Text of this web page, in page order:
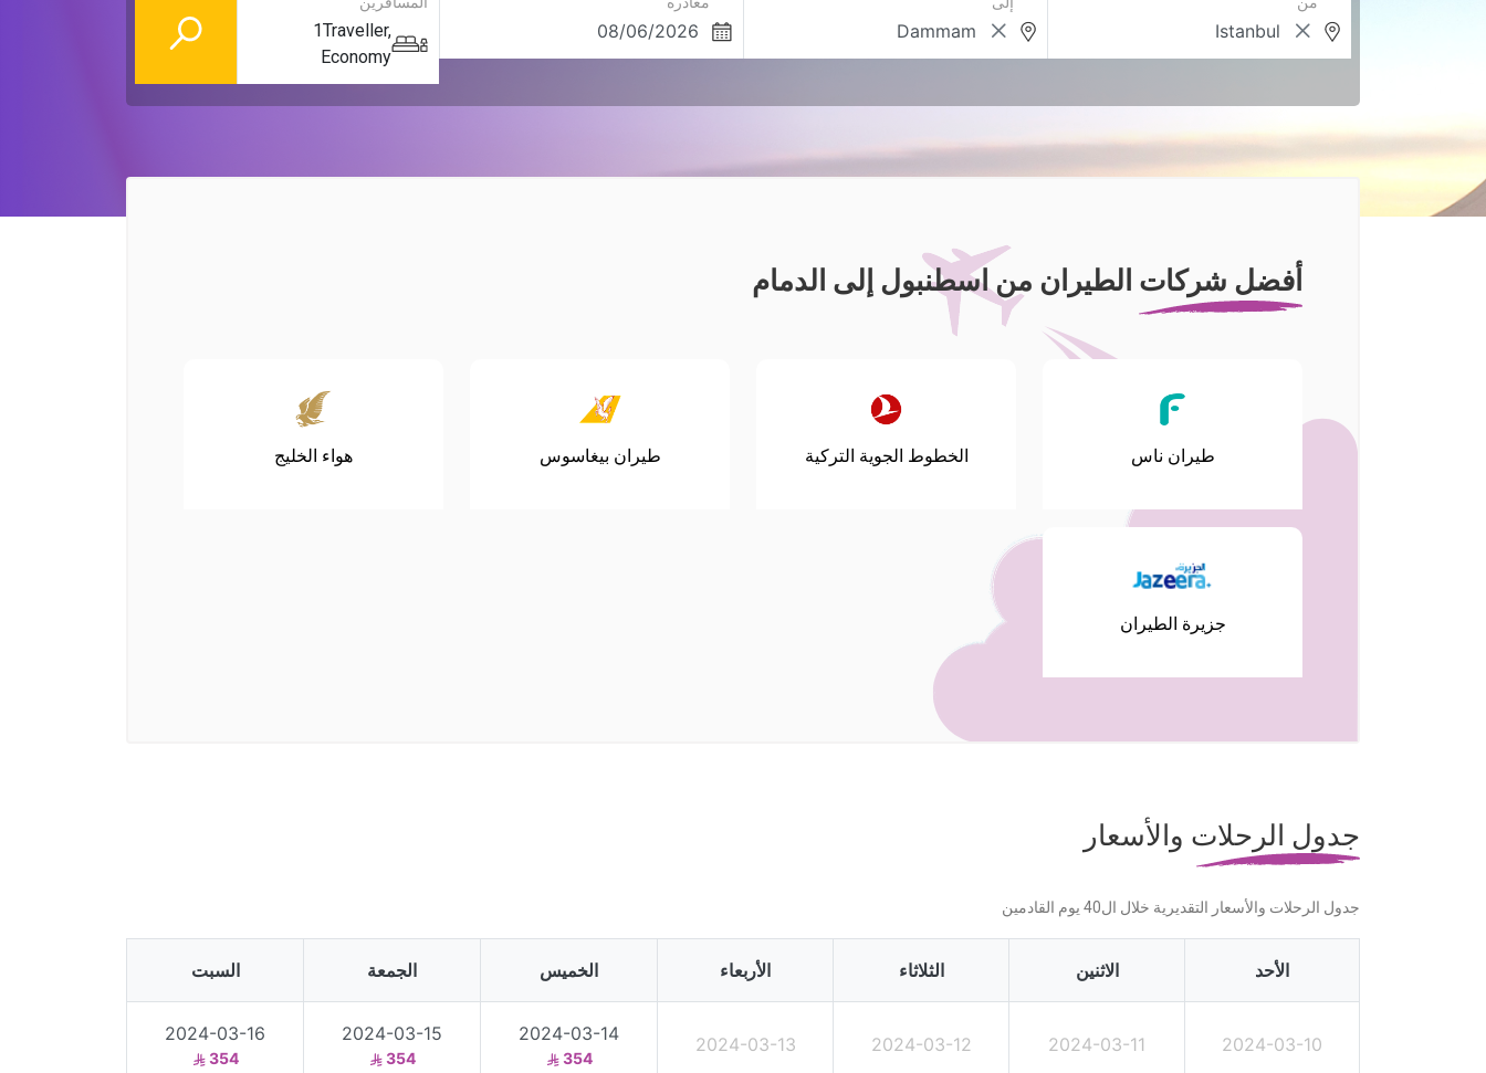
1Traveller,
Economy
أفضل شركات الطيران من اسطنبول إلى الدمام
طيران ناس الخطوط الجوية التركية طيران بيغاسوس هواء الخليج
جزيرة الطيران
جدول الرحلات والأسعار
جدول الرحلات والأسعار التقديرية خلال ال40 يوم القادمين
الأحد الاثنين الثلاثاء الأربعاء الخميس الجمعة السبت
2024-03-10
2024-03-11
2024-03-12
2024-03-13
2024-03-14
354
2024-03-15
354
2024-03-16
354